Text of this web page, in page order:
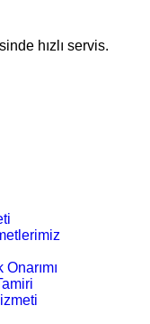
hızlı servis.